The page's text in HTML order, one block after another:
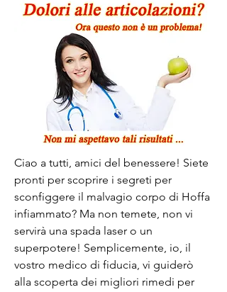
Ciao a tutti, amici del benessere! Siete
pronti per scoprire i segreti per
sconfiggere il malvagio corpo di Hoffa
infiammato? Ma non temete, non vi
servirà una spada laser o un
superpotere! Semplicemente, io, il
vostro medico di fiducia, vi guiderò
alla scoperta dei migliori rimedi per